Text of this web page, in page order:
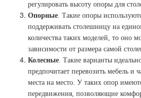
регулировать высоту опоры для
Опорные. Такие опоры
поддерживать столешницу на
количества таких моделей, то оно
зависимости от размера самой
Колесные. Такие варианты
предпочитает перевозить мебель и
места на место. У таких опор
передвижения, позволяющие